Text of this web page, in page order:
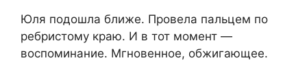
Юля подошла ближе. Провела пальцем по
ребристому краю. И в тот момент —
воспоминание. Мгновенное, обжигающее.